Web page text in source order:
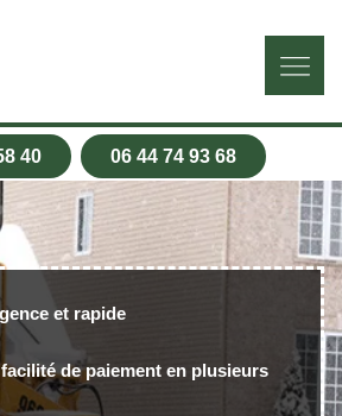
40 06 44 74 93 68
et rapide
de paiement en plusieurs